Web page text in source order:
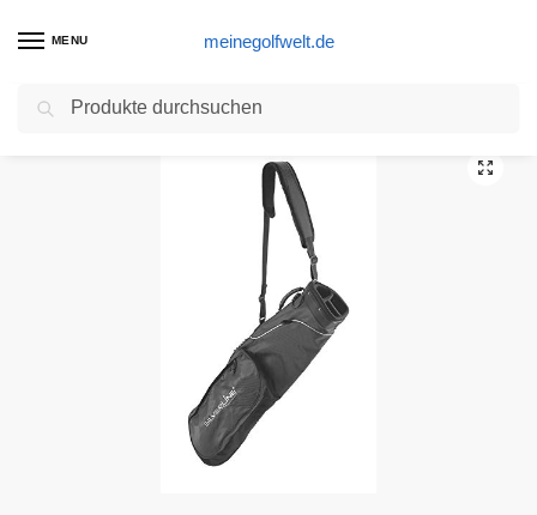
MENU meinegolfwelt.de
Start Golftasche Produkte Profi-Reisebag / Standbag mit automatischen Klappfüssen, gepolstertem Kopfteil und Tragegurt (Durchmesser 5″ – optimal für die Reise)